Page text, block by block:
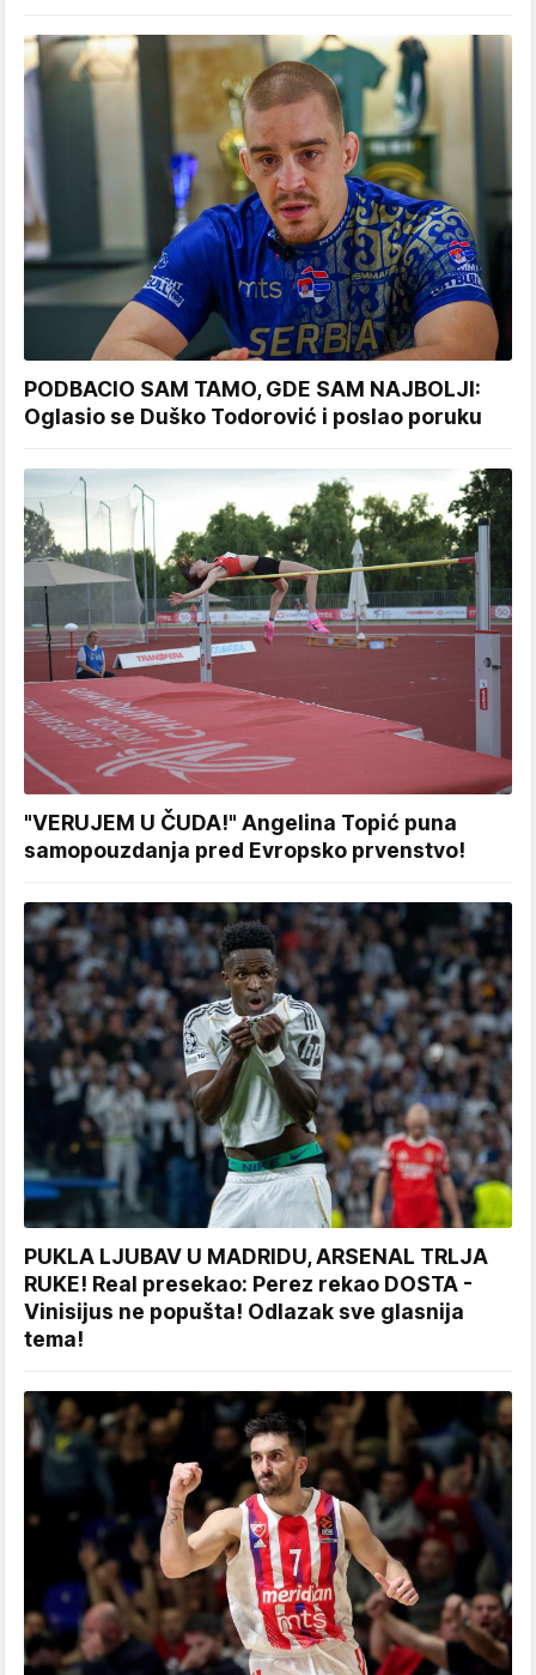
PODBACIO SAM TAMO, GDE SAM NAJBOLJI:
Oglasio se Duško Todorović i poslao poruku
"VERUJEM U ČUDA!" Angelina Topić puna
samopouzdanja pred Evropsko prvenstvo!
PUKLA LJUBAV U MADRIDU, ARSENAL TRLJA
RUKE! Real presekao: Perez rekao DOSTA -
Vinisijus ne popušta! Odlazak sve glasnija
tema!